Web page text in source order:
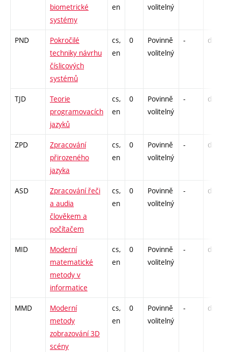
biometrické
systémy
en
volitelný
PND
Pokročilé
techniky návrhu
číslicových
systémů
cs,
en
0
Povinně
volitelný
- drzk
TJD
Teorie
programovacích
jazyků
cs,
en
0
Povinně
volitelný
- drzk
ZPD
Zpracování
přirozeného
jazyka
cs,
en
0
Povinně
volitelný
- drzk
ASD
Zpracování řeči
a audia
člověkem a
počítačem
cs,
en
0
Povinně
volitelný
- drzk
MID
Moderní
matematické
metody v
informatice
cs,
en
0
Povinně
volitelný
- drzk
MMD
Moderní
metody
zobrazování 3D
scény
cs,
en
0
Povinně
volitelný
- drzk